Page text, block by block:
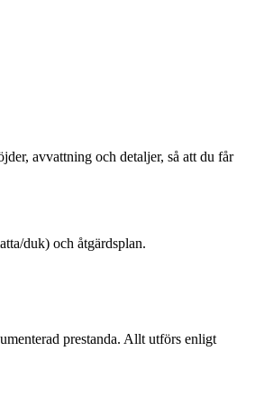
avvattning och detaljer, så att du får
duk) och åtgärdsplan.
prestanda. Allt utförs enligt